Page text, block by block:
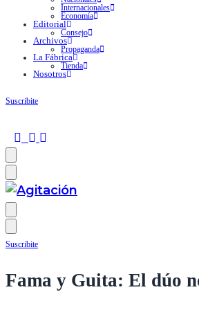
Internacionales
Economía
Editorial
Consejo
Archivos
Propaganda
La Fábrica
Tienda
Nosotros
Suscribite
Suscribite
Fama y Guita: El dúo